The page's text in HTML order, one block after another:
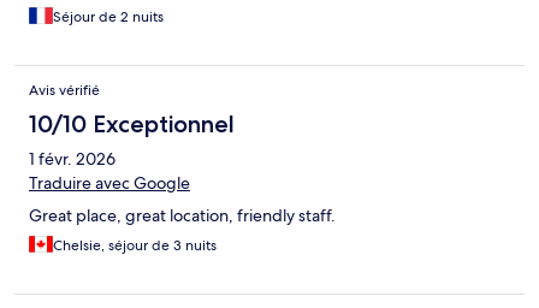
Séjour de 2 nuits
Avis vérifié
10/10 Exceptionnel
1 févr. 2026
Traduire avec Google
Great place, great location, friendly staff.
Chelsie, séjour de 3 nuits